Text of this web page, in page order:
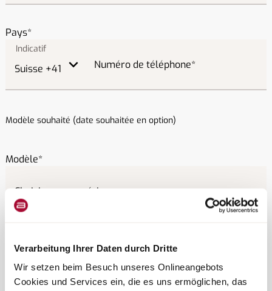
Verarbeitung Ihrer Daten durch Dritte
Wir setzen beim Besuch unseres Onlineangebots
Cookies und Services ein, die es uns ermöglichen, das
Pays
Numéro de téléphone
Modèle souhaité (date souhaitée en option)
Modèle
Date